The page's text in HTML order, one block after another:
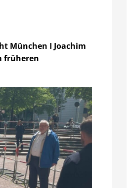
München I Joachim
früheren